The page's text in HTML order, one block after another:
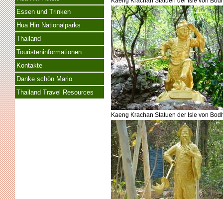
Essen und Trinken
Hua Hin Nationalparks
Thailand
Touristeninformationen
Kontakte
Danke schön Mario
Thailand Travel Resources
Kaeng Krachan Statuen der Isle von